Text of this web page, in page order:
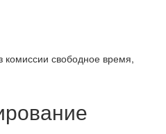
комиссии свободное время,